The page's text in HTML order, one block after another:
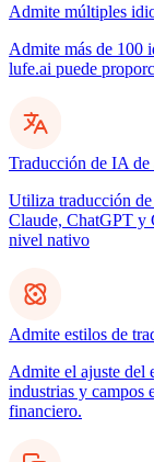
Admite múltiples
Admite más de 100
lufe.ai puede
Traducción de IA de
Utiliza traducción
Claude, ChatGPT y
nivel nativo
Admite estilos de
Admite el ajuste del
industrias y campos
financiero.